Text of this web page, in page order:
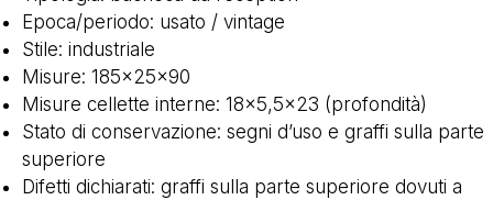
Epoca/periodo: usato / vintage
Stile: industriale
Misure: 185x25x90
Misure cellette interne: 18×5,5×23 (profondità)
Stato di conservazione: segni d’uso e graffi sulla parte
superiore
Difetti dichiarati: graffi sulla parte superiore dovuti a